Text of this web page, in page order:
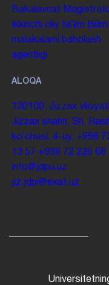
Bakalavriat
Ikkinchi oliy taʼlim
malakalarni baholash
agentligi
ALOQA
130100. Jizzax
Jizzax shahri, Sh.
koʻchasi, 4-uy. +998
13 57 +998 72 226 68
info@jdpu.uz
jiz.jdpi@exat.uz